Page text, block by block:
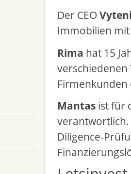
Der CEO
Immobilien
Rima hat 15
Firmenkunden
Mantas ist für
Diligence-